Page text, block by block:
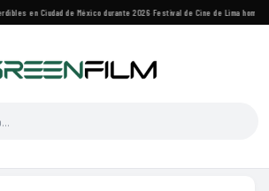
en Ciudad de México durante 2026·Festival de Cine de Lima